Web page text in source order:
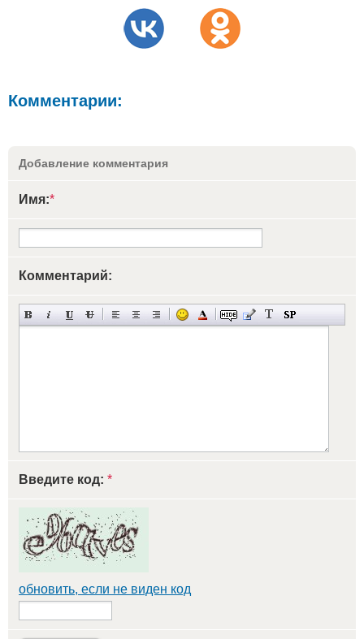
Комментарии:
Добавление комментария
Имя:*
Комментарий:
Введите код: *
обновить, если не виден код